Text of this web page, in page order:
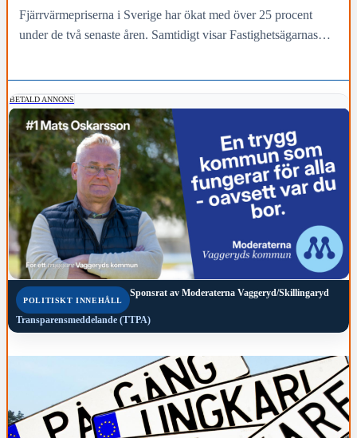
Fjärrvärmepriserna i Sverige har ökat med över 25 procent
under de två senaste åren. Samtidigt visar Fastighetsägarnas
BETALD ANNONS
POLITISKT INNEHÅLL
Sponsrat av Moderaterna Vaggeryd/Skillingaryd
Transparensmeddelande (TTPA)